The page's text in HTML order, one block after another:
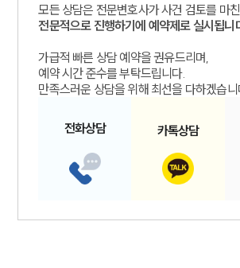
모든 상담은 전문변호사가 사건 검토를 마
전문적으로 진행하기에 예약제로 실시됩니
가급적 빠른 상담 예약을 권유드리며,
예약 시간 준수를 부탁드립니다.
만족스러운 상담을 위해 최선을 다하겠습니
전화상담 카톡상담